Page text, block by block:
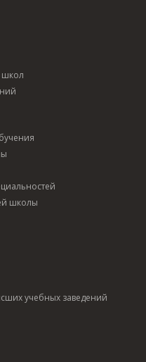
школ
школы
учебных заведений